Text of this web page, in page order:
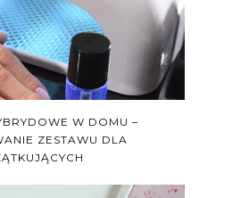
W DOMU –
ZESTAWU DLA